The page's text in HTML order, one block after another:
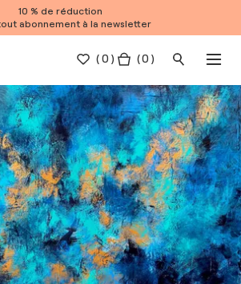
10 % de réduction
abonnement à la newsletter
(0 ) ( 0 )